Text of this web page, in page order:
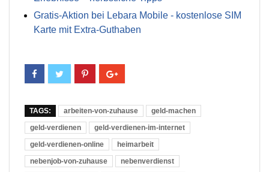
Gratis-Aktion bei Lebara Mobile - kostenlose SIM
Karte mit Extra-Guthaben
TAGS: arbeiten-von-zuhause
geld-machen
geld-verdienen
geld-verdienen-im-internet
geld-verdienen-online
heimarbeit
nebenjob-von-zuhause
nebenverdienst